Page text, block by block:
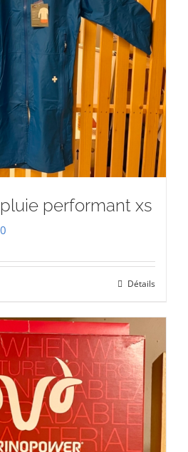
performant xs
actuel
CHF 69.00.
Détails